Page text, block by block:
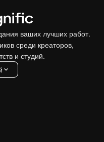
ваших лучших работ.
среди креаторов,
и студий.